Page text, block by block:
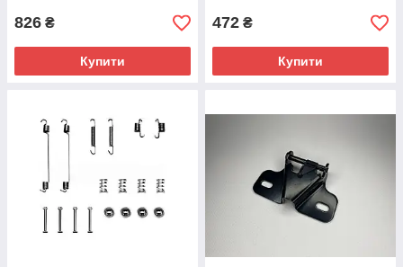
826 ₴
Купити
472 ₴
Купити